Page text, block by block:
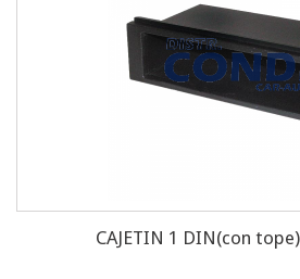
CAJETIN 1 DIN(con